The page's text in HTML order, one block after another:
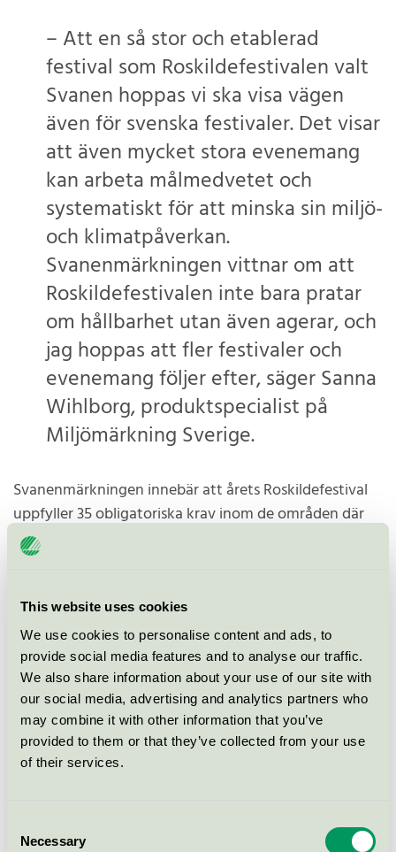
This website uses cookies
We use cookies to personalise content and ads, to
provide social media features and to analyse our traffic.
We also share information about your use of our site with
our social media, advertising and analytics partners who
may combine it with other information that you’ve
provided to them or that they’ve collected from your use
of their services.
Selection
Necessary
– Att en så stor och etablerad
festival som Roskildefestivalen valt
Svanen hoppas vi ska visa vägen
även för svenska festivaler. Det visar
att även mycket stora evenemang
kan arbeta målmedvetet och
systematiskt för att minska sin miljö-
och klimatpåverkan.
Svanenmärkningen vittnar om att
Roskildefestivalen inte bara pratar
om hållbarhet utan även agerar, och
jag hoppas att fler festivaler och
evenemang följer efter, säger Sanna
Wihlborg, produktspecialist på
Miljömärkning Sverige.
Svanenmärkningen innebär att årets Roskildefestival
uppfyller 35 obligatoriska krav inom de områden där
ett event har störst påverkan på miljö och klimat.
För Roskildefestivalen är Svanen ett viktigt steg i
arbetet med att göra festivalens miljö- och
klimatinsatser mer systematiska och bindande både
internt och i samarbetet med festivalens många
leverantörer och partners.
oss en striktare och mer självständig